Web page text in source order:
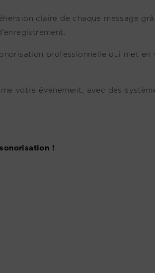
claire de chaque message
professionnelle qui met en
votre événement, avec des
!